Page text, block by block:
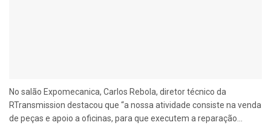
No salão Expomecanica, Carlos Rebola, diretor técnico da
RTransmission destacou que “a nossa atividade consiste na venda
de peças e apoio a oficinas, para que executem a reparação...